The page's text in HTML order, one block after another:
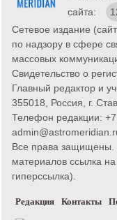
сайта:
Сетевое издание
по надзору в сфере
массовых
Свидетельство о
Главный редактор и
355018, Россия, г.
Телефон редакции:
Все права защищены.
материалов ссылка
гиперссылка).
Редакция Контакты